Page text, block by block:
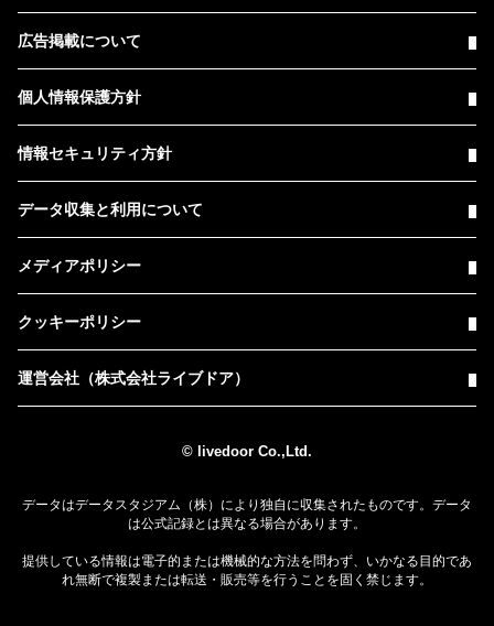
広告掲載について
個人情報保護方針
情報セキュリティ方針
データ収集と利用について
メディアポリシー
クッキーポリシー
運営会社（株式会社ライブドア）
© livedoor Co.,Ltd.
データはデータスタジアム（株）により独自に収集されたものです。データ
は公式記録とは異なる場合があります。
提供している情報は電子的または機械的な方法を問わず、いかなる目的であ
れ無断で複製または転送・販売等を行うことを固く禁じます。